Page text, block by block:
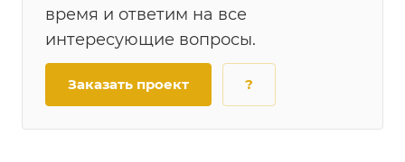
время и ответим на все
интересующие вопросы.
Заказать проект ?